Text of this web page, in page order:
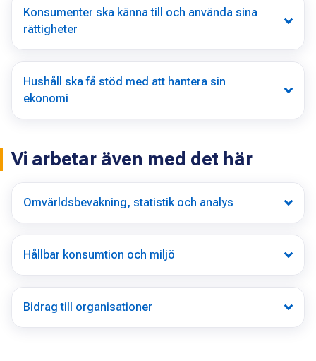
Konsumenter ska känna till och använda sina
rättigheter
Hushåll ska få stöd med att hantera sin
ekonomi
Vi arbetar även med det här
Omvärldsbevakning, statistik och analys
Hållbar konsumtion och miljö
Bidrag till organisationer